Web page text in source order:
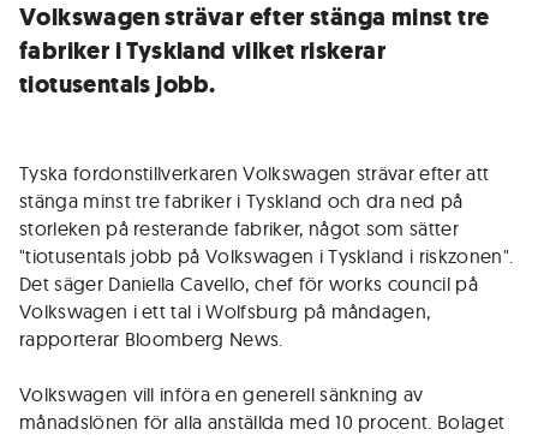
Volkswagen strävar efter stänga minst tre
fabriker i Tyskland vilket riskerar
tiotusentals jobb.
Tyska fordonstillverkaren Volkswagen strävar efter att
stänga minst tre fabriker i Tyskland och dra ned på
storleken på resterande fabriker, något som sätter
"tiotusentals jobb på Volkswagen i Tyskland i riskzonen".
Det säger Daniella Cavello, chef för works council på
Volkswagen i ett tal i Wolfsburg på måndagen,
rapporterar Bloomberg News.
Volkswagen vill införa en generell sänkning av
månadslönen för alla anställda med 10 procent. Bolaget